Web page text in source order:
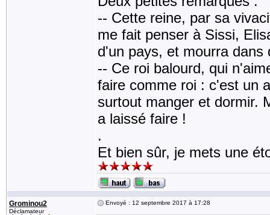
-- Cette reine, par sa
me fait penser à Sissi,
d'un pays, et mourra
-- Ce roi balourd, qui
faire comme roi : c'est un
surtout manger et dormir.
a laissé faire !
.
Et bien sûr, je mets une
Grominou2
Déclamateur
Envoyé : 12 septembre 2017 à 17:28